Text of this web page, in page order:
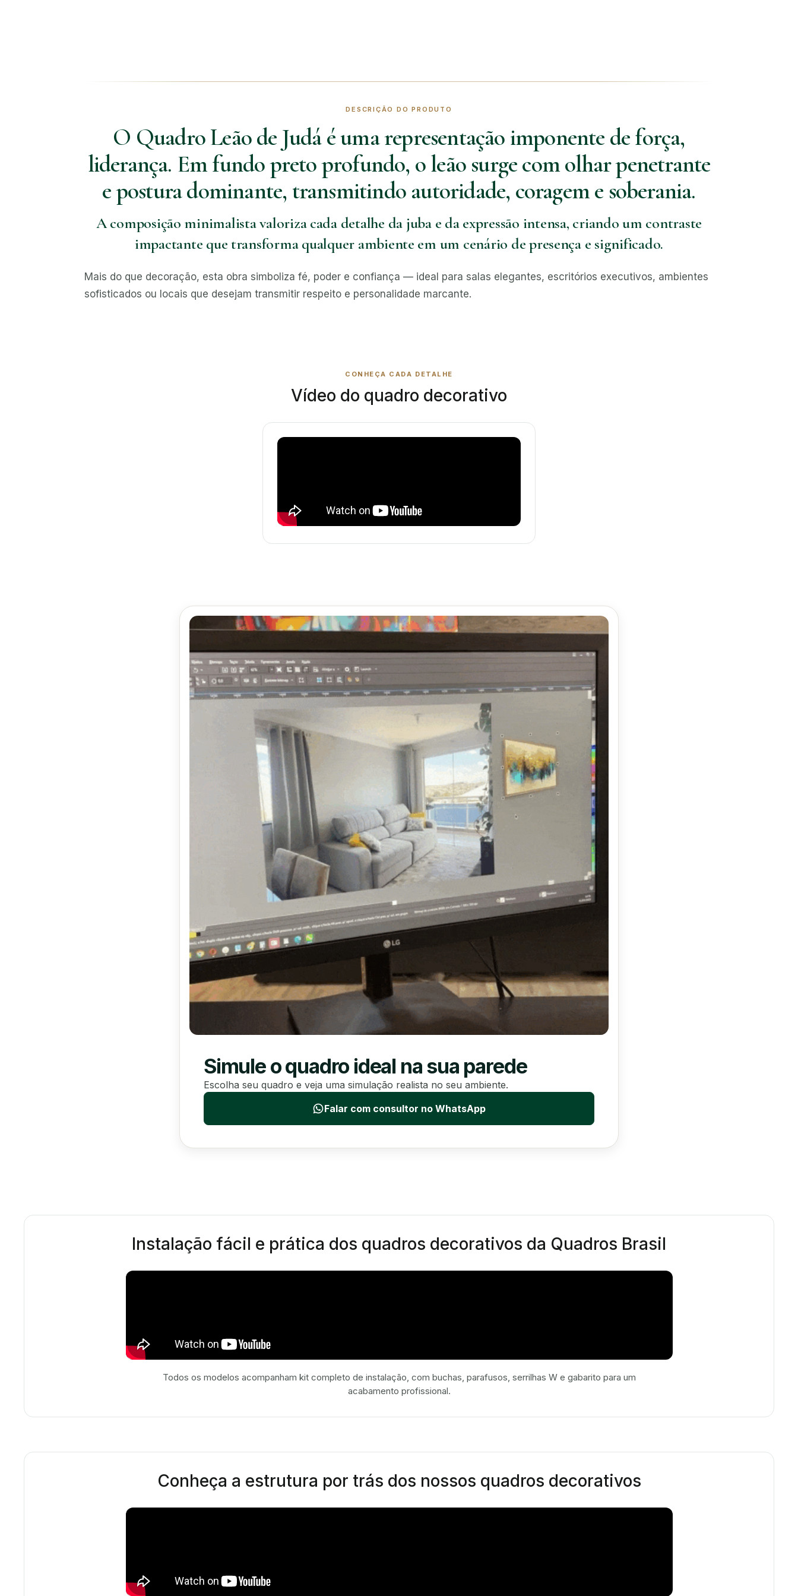
DESCRIÇÃO DO PRODUTO
O Quadro Leão de Judá é uma representação imponente de força,
liderança. Em fundo preto profundo, o leão surge com olhar penetrante
e postura dominante, transmitindo autoridade, coragem e soberania.
A composição minimalista valoriza cada detalhe da juba e da expressão intensa, criando um contraste
impactante que transforma qualquer ambiente em um cenário de presença e significado.
Mais do que decoração, esta obra simboliza fé, poder e confiança — ideal para salas elegantes, escritórios executivos, ambientes
sofisticados ou locais que desejam transmitir respeito e personalidade marcante.
CONHEÇA CADA DETALHE
Vídeo do quadro decorativo
Simule o quadro ideal na sua parede
Escolha seu quadro e veja uma simulação realista no seu ambiente.
Falar com consultor no WhatsApp
Instalação fácil e prática dos quadros decorativos da Quadros Brasil
Todos os modelos acompanham kit completo de instalação, com buchas, parafusos, serrilhas W e gabarito para um
acabamento profissional.
Conheça a estrutura por trás dos nossos quadros decorativos